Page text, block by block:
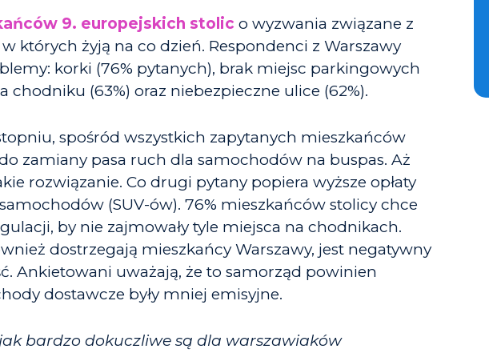
9. europejskich stolic o wyzwania związane z
których żyją na co dzień. Respondenci z Warszawy
korki (76% pytanych), brak miejsc parkingowych
chodniku (63%) oraz niebezpieczne ulice (62%).
spośród wszystkich zapytanych mieszkańców
zamiany pasa ruch dla samochodów na buspas. Aż
rozwiązanie. Co drugi pytany popiera wyższe opłaty
(SUV-ów). 76% mieszkańców stolicy chce
by nie zajmowały tyle miejsca na chodnikach.
dostrzegają mieszkańcy Warszawy, jest negatywny
Ankietowani uważają, że to samorząd powinien
dostawcze były mniej emisyjne.
bardzo dokuczliwe są dla warszawiaków